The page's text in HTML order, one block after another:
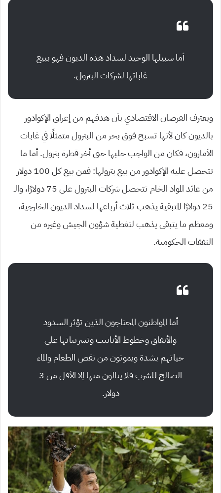
أما سبيلها الوحيد لسداد هذه الديون فهو ببيع
غاباتها لشركات البترول.
ويعترف القرصان الاقتصادي بأن هدفهم من إغراق الإكوادور
بالديون كان لأنها تسبح فوق بحر من البترول متمثلًا في غابات
الأمازون، فكان من الواجب حلبها حتى أخر قطرة بترول. أما ما
تتحصل عليه الإكوادور من بيع بترولها: فمن بيع كل 100 دولار
من عائد المواد الخام تتحصل شركات البترول على 75 دولارًا، والـ
25 دولارًا المتبقية يذهب ثلاث أرباعها لسداد الديون الخارجية،
ومعظم ما يتبقى يذهب لتغطية شؤون الجيش وغيره من
النفقات الحكومية.
أما المواطنون المحتاجون الذين تؤثر السدود
والأنفاق وخطوط الأنابيب وتسريباتها على
حياتهم بشدة ويموتون من نقص الطعام والماء
الصالح للشرب فلا ينالون منها إلا الأقل من 3
دولار.